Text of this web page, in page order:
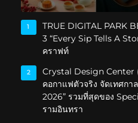
1
TRUE DIGITAL PARK
3 “Every Sip Tells A
คราฟท์
2
Crystal Design Center
คอกาแฟตัวจริง จัดเทศกา
2026” รวมที่สุดของ
รามอินทรา